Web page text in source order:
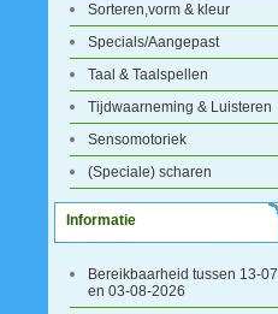
Sorteren,vorm & kleur
Specials/Aangepast
Taal & Taalspellen
Tijdwaarneming & Luisteren
Sensomotoriek
(Speciale) scharen
Informatie
Bereikbaarheid tussen 13-07
en 03-08-2026